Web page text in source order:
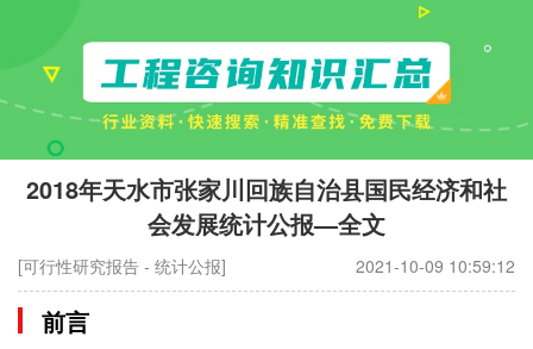
2018年天水市张家川回族自治县国民经济和社
会发展统计公报—全文
[可行性研究报告 - 统计公报] 2021-10-09 10:59:12
前言